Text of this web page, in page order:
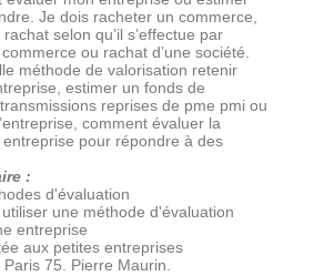
Je dois racheter un commerce,
selon qu’il s’effectue par
ou rachat d’une société.
méthode de valorisation retenir
estimer un fonds de
reprises de pme pmi ou
comment évaluer la
pour répondre à des
:
d'évaluation
une méthode d'évaluation
entreprise
aux petites entreprises
75. Pierre Maurin.